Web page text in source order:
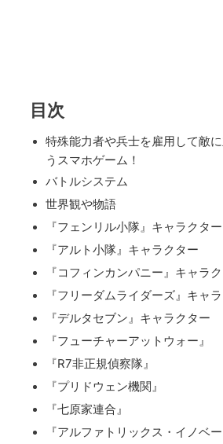
目次
特殊能力者や兵士を雇用して敵
うスマホゲーム！
バトルシステム
世界観や物語
『フェンリル小隊』キャラクター
『アルト小隊』キャラクター
『コフィンカンパニー』キャラ
『フリーダムライダーズ』キャ
『デルタセブン』キャラクター
『フューチャーアットウォー』
『R7非正規偵察隊』
『プリドウェン機関』
『七原家連合』
『アルファトリックス・イノベー